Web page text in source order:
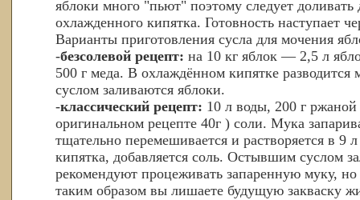
яблоки много "пьют" поэтому следует доливать
охлажденного кипятка. Готовность наступает
Варианты приготовления сусла для мочения
-безсолевой рецепт: на 10 кг яблок — 2,5 л
500 г меда. В охлаждённом кипятке разводится
суслом заливаются яблоки.
-классический рецепт: 10 л воды, 200 г
оригинальном рецепте 40г ) соли. Мука
тщательно перемешивается и растворяется в 9
кипятка, добавляется соль. Остывшим суслом
рекомендуют процеживать запаренную муку,
таким образом вы лишаете будущую закваску